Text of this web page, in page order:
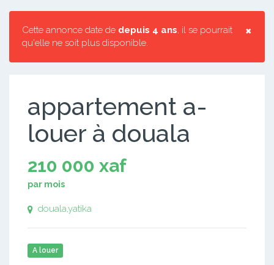
×
Cette annonce date de depuis 4 ans, il se pourrait
qu'elle ne soit plus disponible.
appartement a-
louer à douala
210 000 xaf
par mois
douala,yatika
A louer